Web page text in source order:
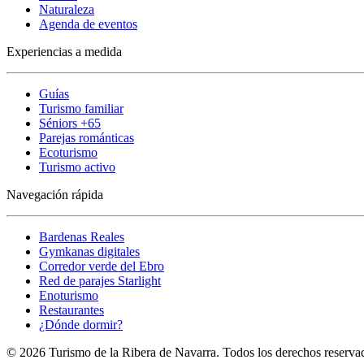
Naturaleza
Agenda de eventos
Experiencias a medida
Guías
Turismo familiar
Séniors +65
Parejas románticas
Ecoturismo
Turismo activo
Navegación rápida
Bardenas Reales
Gymkanas digitales
Corredor verde del Ebro
Red de parajes Starlight
Enoturismo
Restaurantes
¿Dónde dormir?
© 2026 Turismo de la Ribera de Navarra. Todos los derechos